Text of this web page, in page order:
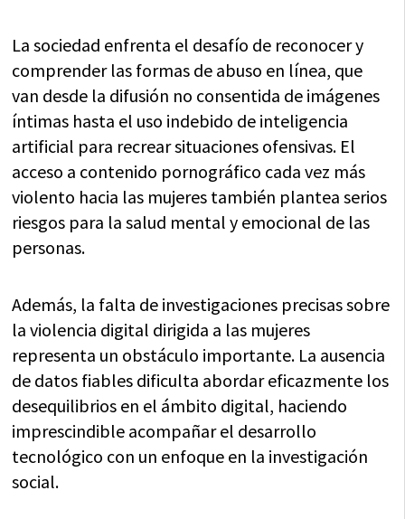
La sociedad enfrenta el desafío de reconocer y
comprender las formas de abuso en línea, que
van desde la difusión no consentida de imágenes
íntimas hasta el uso indebido de inteligencia
artificial para recrear situaciones ofensivas. El
acceso a contenido pornográfico cada vez más
violento hacia las mujeres también plantea serios
riesgos para la salud mental y emocional de las
personas.
Además, la falta de investigaciones precisas sobre
la violencia digital dirigida a las mujeres
representa un obstáculo importante. La ausencia
de datos fiables dificulta abordar eficazmente los
desequilibrios en el ámbito digital, haciendo
imprescindible acompañar el desarrollo
tecnológico con un enfoque en la investigación
social.